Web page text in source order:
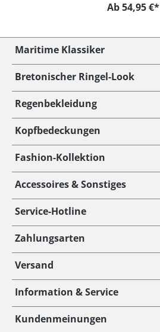
Ab 54,95 €*
Maritime Klassiker
Bretonischer Ringel-Look
Regenbekleidung
Kopfbedeckungen
Fashion-Kollektion
Accessoires & Sonstiges
Service-Hotline
Zahlungsarten
Versand
Information & Service
Kundenmeinungen